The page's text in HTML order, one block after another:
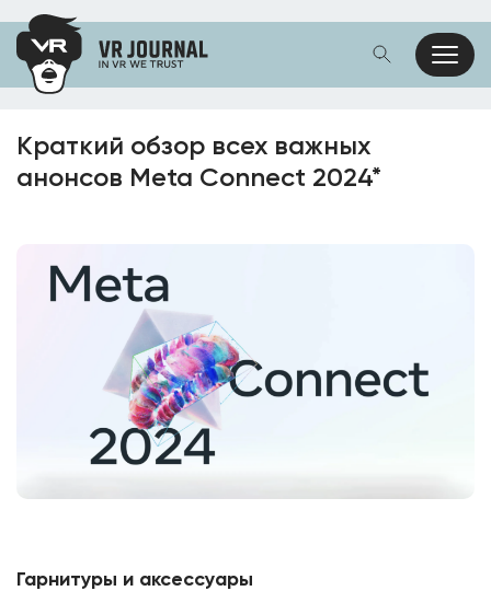
Краткий обзор всех важных
анонсов Meta Connect 2024*
Гарнитуры и аксессуары